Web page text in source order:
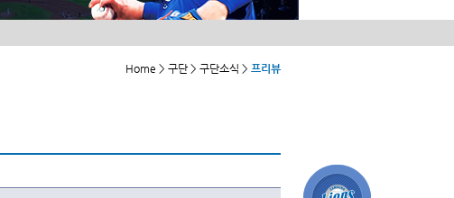
Home > 구단 > 구단소식 > 프리뷰